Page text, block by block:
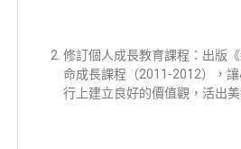
修訂個人成長教育課程：出版
命成長課程（2011-2012），讓
行上建立良好的價值觀，活出美